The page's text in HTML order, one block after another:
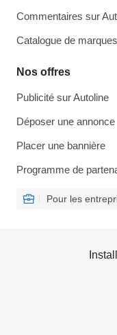
Commentaires sur
Catalogue de marques
Nos offres
Publicité sur Autoline
Déposer une annonce
Placer une bannière
Programme de
Pour les